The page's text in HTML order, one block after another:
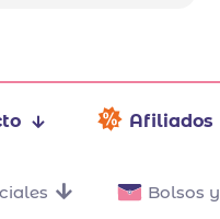
Afiliados
Bolsos